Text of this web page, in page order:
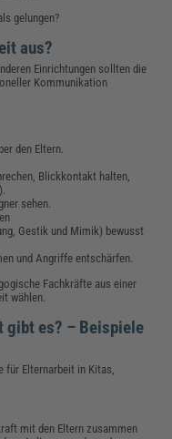
gelungen?
aus?
Einrichtungen sollten die
Kommunikation
den Eltern.
Blickkontakt halten,
sehen.
Gestik und Mimik) bewusst
und Angriffe entschärfen.
Fachkräfte aus einer
wählen.
gibt es? – Beispiele
für Elternarbeit in Kitas,
mit den Eltern zusammen